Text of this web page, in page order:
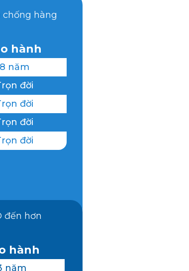
chống hàng
hành
8 năm
đời
đời
đời
đời
đến hơn
hành
năm